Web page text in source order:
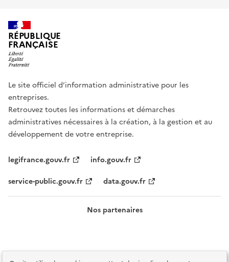
RÉPUBLIQUE
FRANÇAISE
Le site officiel d’information administrative pour les
entreprises.
Retrouvez toutes les informations et démarches
administratives nécessaires à la création, à la gestion et au
développement de votre entreprise.
legifrance.gouv.fr
info.gouv.fr
service-public.gouv.fr
data.gouv.fr
Nos partenaires